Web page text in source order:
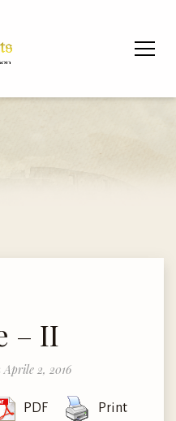
– II
Aprile 2, 2016
PDF Print